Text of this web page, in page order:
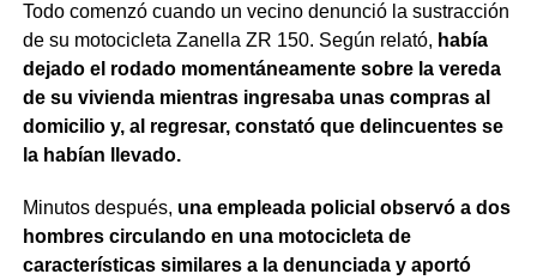
Todo comenzó cuando un vecino denunció la sustracción
de su motocicleta Zanella ZR 150. Según relató, había
dejado el rodado momentáneamente sobre la vereda
de su vivienda mientras ingresaba unas compras al
domicilio y, al regresar, constató que delincuentes se
la habían llevado.
Minutos después, una empleada policial observó a dos
hombres circulando en una motocicleta de
características similares a la denunciada y aportó